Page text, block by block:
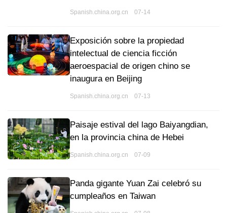
Spanish.china.org.cn 07-14
Exposición sobre la propiedad
intelectual de ciencia ficción
aeroespacial de origen chino se
inaugura en Beijing
Spanish.china.org.cn 07-13
Paisaje estival del lago Baiyangdian,
en la provincia china de Hebei
Spanish.china.org.cn 07-09
Panda gigante Yuan Zai celebró su
cumpleaños en Taiwan